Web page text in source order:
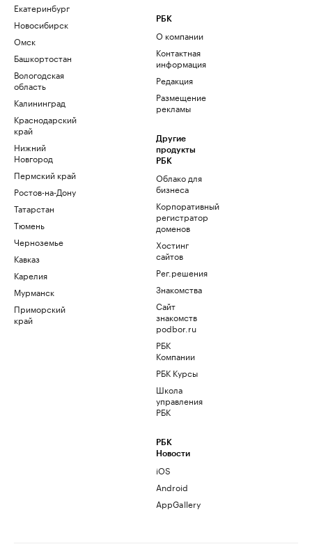
Екатеринбург
Новосибирск
Омск
Башкортостан
Вологодская
область
Калининград
Краснодарский
край
Нижний
Новгород
Пермский край
Ростов-на-Дону
Татарстан
Тюмень
Черноземье
Кавказ
Карелия
Мурманск
Приморский
край
РБК
О компании
Контактная
информация
Редакция
Размещение
рекламы
Другие
продукты
РБК
Облако для
бизнеса
Корпоративный
регистратор
доменов
Хостинг
сайтов
Рег.решения
Знакомства
Сайт
знакомств
podbor.ru
РБК
Компании
РБК Курсы
Школа
управления
РБК
РБК
Новости
iOS
Android
AppGallery